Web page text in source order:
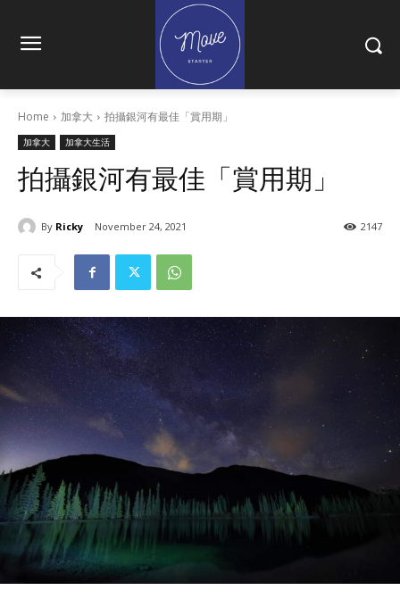
Home 加拿大 拍攝銀河有最佳「賞用期」
加拿大 加拿大生活
拍攝銀河有最佳「賞用期」
By Ricky November 24, 2021 2147